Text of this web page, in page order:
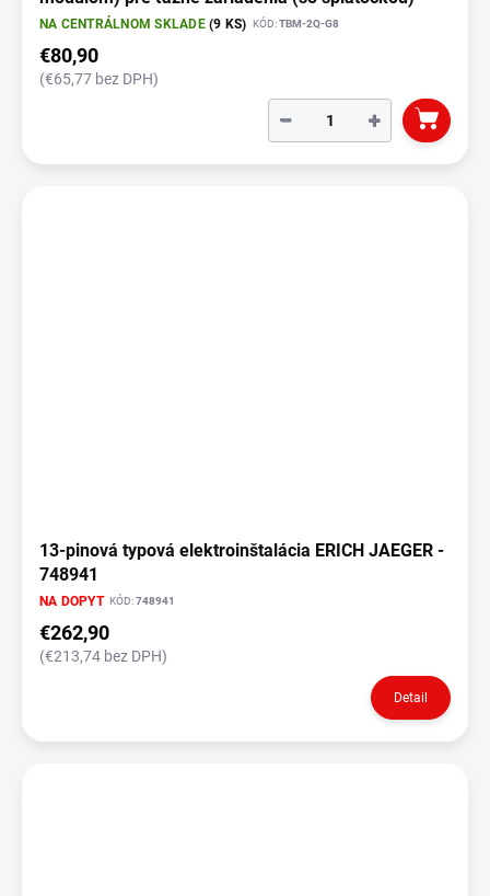
NA CENTRÁLNOM SKLADE(9 KS) KÓD:TBM-2Q-G8
€80,90
(€65,77 bez DPH)
+
−
13-pinová typová elektroinštalácia ERICH JAEGER -
748941
NA DOPYT KÓD:748941
€262,90
(€213,74 bez DPH)
Detail